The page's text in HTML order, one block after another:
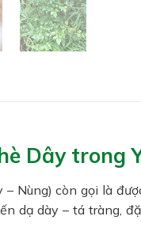
Dây trong
– Nùng) còn gọi là
dạ dày – tá tràng,